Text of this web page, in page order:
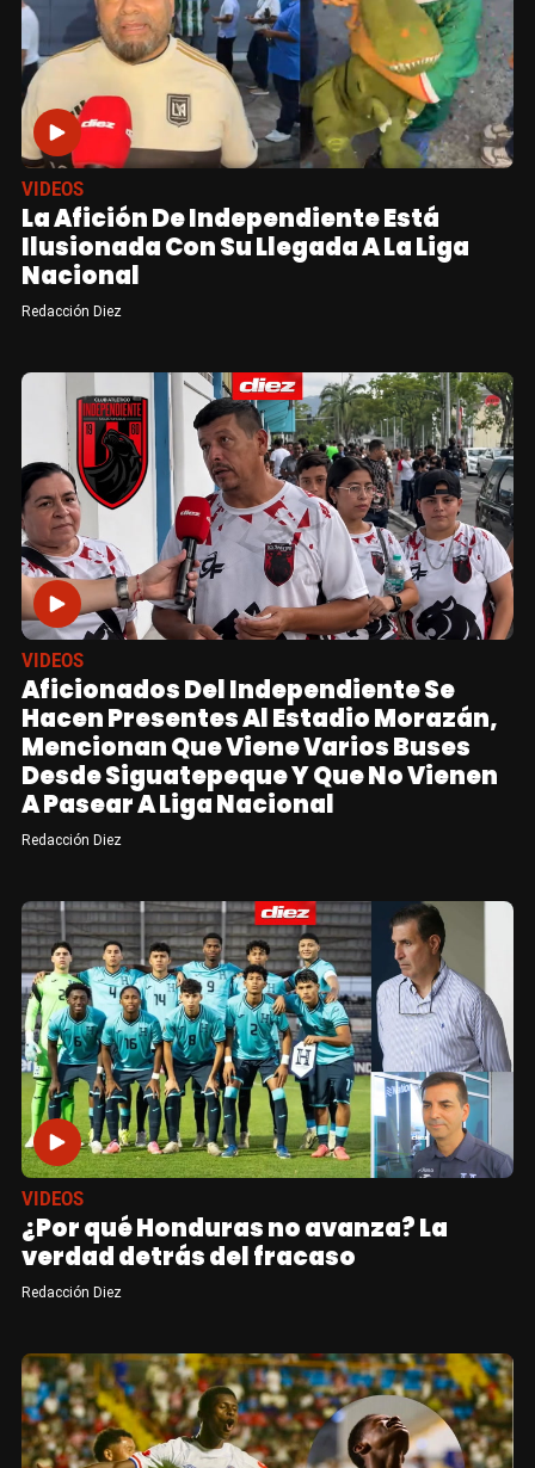
VIDEOS
La Afición De Independiente Está
Ilusionada Con Su Llegada A La Liga
Nacional
Redacción Diez
VIDEOS
Aficionados Del Independiente Se
Hacen Presentes Al Estadio Morazán,
Mencionan Que Viene Varios Buses
Desde Siguatepeque Y Que No Vienen
A Pasear A Liga Nacional
Redacción Diez
VIDEOS
¿Por qué Honduras no avanza? La
verdad detrás del fracaso
Redacción Diez